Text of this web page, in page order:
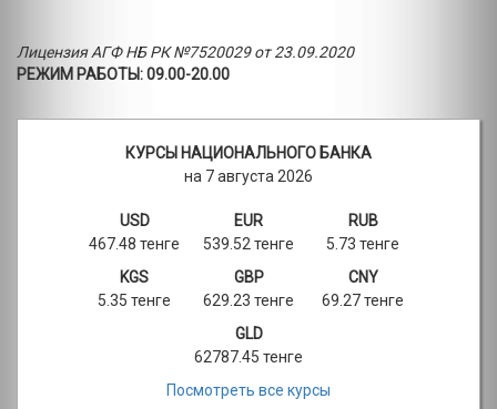
Лицензия АГФ НБ РК №7520029 от 23.09.2020
РЕЖИМ РАБОТЫ: 09.00-20.00
КУРСЫ НАЦИОНАЛЬНОГО БАНКА
на 7 августа 2026
USD
467.48 тенге
EUR
539.52 тенге
RUB
5.73 тенге
KGS
5.35 тенге
GBP
629.23 тенге
CNY
69.27 тенге
GLD
62787.45 тенге
Посмотреть все курсы